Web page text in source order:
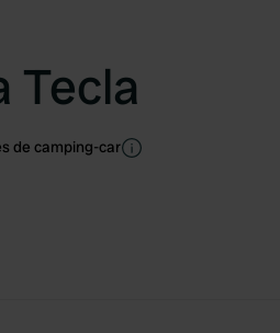
Tecla
de camping-car